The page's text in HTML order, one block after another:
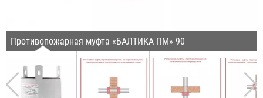
Противопожарная муфта «БАЛТИКА ПМ» 90